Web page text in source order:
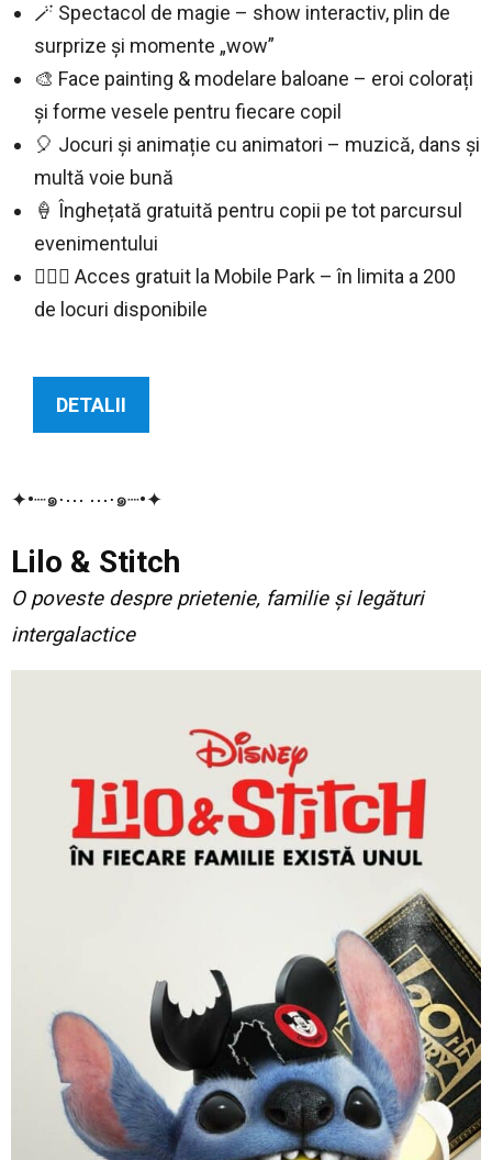
🪄 Spectacol de magie – show interactiv, plin de
surprize și momente „wow”
🎨 Face painting & modelare baloane – eroi colorați
și forme vesele pentru fiecare copil
🎈 Jocuri și animație cu animatori – muzică, dans și
multă voie bună
🍦 Înghețată gratuită pentru copii pe tot parcursul
evenimentului
🤸🏻‍♀️ Acces gratuit la Mobile Park – în limita a 200
de locuri disponibile
DETALII
✦•┈๑⋅⋯ ⋯⋅๑┈•✦
Lilo & Stitch
O poveste despre prietenie, familie și legături
intergalactice